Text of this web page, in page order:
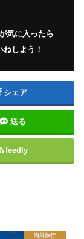
気に入ったら
ねしよう！
シェア
送る
feedly
海外旅行